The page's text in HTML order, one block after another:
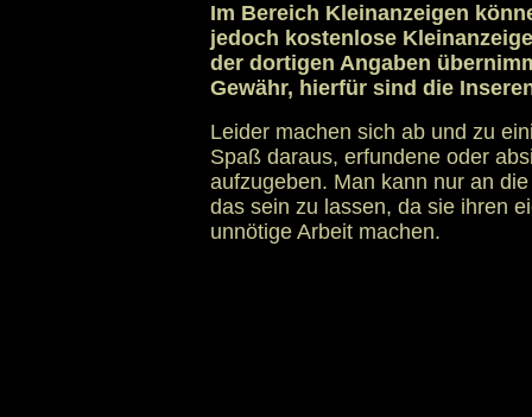
Im Bereich Kleinanzeigen
jedoch kostenlose
der dortigen Angaben
Gewähr, hierfür sind die
Leider machen sich ab und zu
Spaß daraus, erfundene oder
aufzugeben. Man kann nur an
das sein zu lassen, da sie ihren
unnötige Arbeit machen.